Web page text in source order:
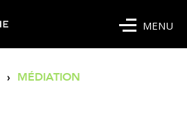
MENU
› MÉDIATION